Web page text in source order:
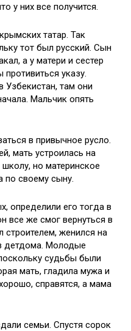
у них все получится.
татар. Так
тот был русский. Сын
а у матери и сестер
указу.
Узбекистан, там они
Мальчик опять
в привычное русло.
мать устроилась на
но материнское
по своему сыну.
определили его тогда в
все же смог вернуться в
женился на
детдома. Молодые
судьбы были
мать, гладила мужа и
справятся, а мама
семьи. Спустя сорок